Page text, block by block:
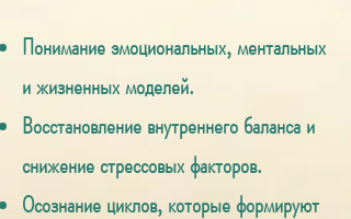
Понимание эмоциональных, ментальных
и жизненных моделей.
Восстановление внутреннего баланса и
снижение стрессовых факторов.
Осознание циклов, которые формируют